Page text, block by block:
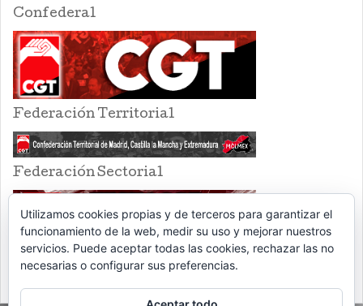
Confederal
Federación Territorial
Federación Sectorial
Utilizamos cookies propias y de terceros para garantizar el
funcionamiento de la web, medir su uso y mejorar nuestros
servicios. Puede aceptar todas las cookies, rechazar las no
necesarias o configurar sus preferencias.